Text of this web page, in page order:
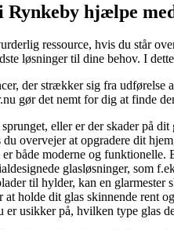
Rynkeby hjælpe
ressource, hvis du står
løsninger til dine behov. I
der strækker sig fra
gør det nemt for dig at finde
eller er der skader på
overvejer at opgradere dit
er både moderne og funktionelle.
glasløsninger, som
til hylder, kan en glarmester
at holde dit glas skinnende rent
er usikker på, hvilken type glas